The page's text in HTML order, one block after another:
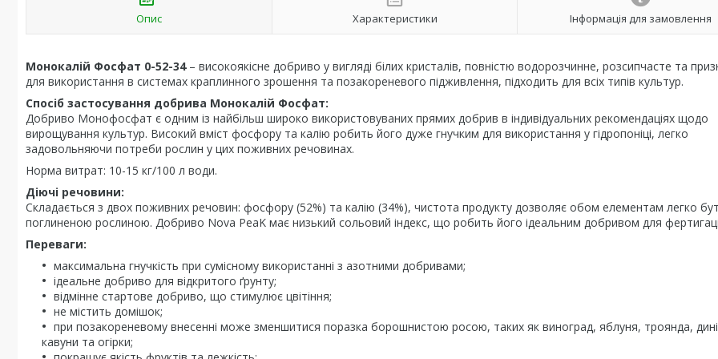
Опис Характеристики Інформація для замовлення
Монокалій Фосфат 0-52-34– високоякісне добриво у вигляді білих кристалів, повністю водорозчинне, розсипчасте та
для використання в системах краплинного зрошення та позакореневого підживлення, підходить для всіх типів культур.
Спосіб застосування добрива Монокалій Фосфат:
Добриво Монофосфат є одним із найбільш широко використовуваних прямих добрив в індивідуальних рекомендаціях щодо
вирощування культур. Високий вміст фосфору та калію робить його дуже гнучким для використання у гідропоніці, легко
задовольняючи потреби рослин у цих поживних речовинах.
Норма витрат: 10-15 кг/100 л води.
Діючі речовини:
Складається з двох поживних речовин: фосфору (52%) та калію (34%), чистота продукту дозволяє обом елементам легко
поглиненою рослиною. Добриво Nova PeaK має низький сольовий індекс, що робить його ідеальним добривом для
Переваги:
максимальна гнучкість при сумісному використанні з азотними добривами;
ідеальне добриво для відкритого ґрунту;
відмінне стартове добриво, що стимулює цвітіння;
не містить домішок;
при позакореневому внесенні може зменшитися поразка борошнистою росою, таких як виноград, яблуня, троянда,
кавуни та огірки;